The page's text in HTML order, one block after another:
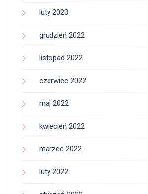
luty 2023
grudzień 2022
listopad 2022
czerwiec 2022
maj 2022
kwiecień 2022
marzec 2022
luty 2022